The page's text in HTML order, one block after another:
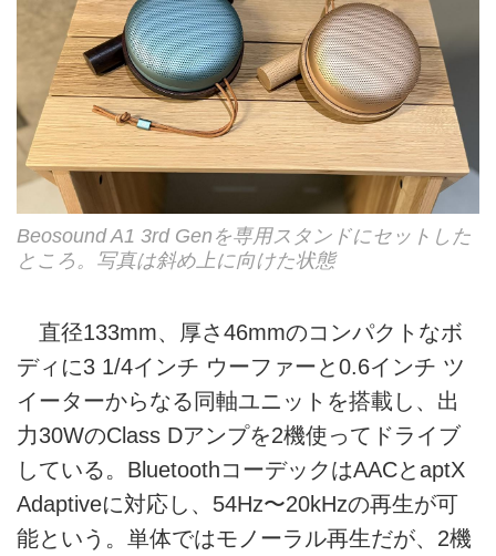
Beosound A1 3rd Genを専用スタンドにセットした
ところ。写真は斜め上に向けた状態
直径133mm、厚さ46mmのコンパクトなボ
ディに3 1/4インチ ウーファーと0.6インチ ツ
イーターからなる同軸ユニットを搭載し、出
力30WのClass Dアンプを2機使ってドライブ
している。BluetoothコーデックはAACとaptX
Adaptiveに対応し、54Hz〜20kHzの再生が可
能という。単体ではモノーラル再生だが、2機